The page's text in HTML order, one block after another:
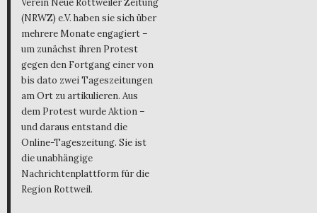
(NRWZ) e.V. haben sie sich über
mehrere Monate engagiert –
um zunächst ihren Protest
gegen den Fortgang einer von
bis dato zwei Tageszeitungen
am Ort zu artikulieren. Aus
dem Protest wurde Aktion –
und daraus entstand die
Online-Tageszeitung. Sie ist
die unabhängige
Nachrichtenplattform für die
Region Rottweil.